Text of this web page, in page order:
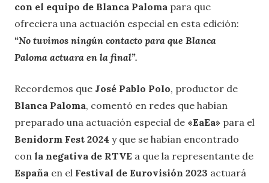
con el equipo de Blanca Paloma para que
ofreciera una actuación especial en esta edición:
“No tuvimos ningún contacto para que Blanca
Paloma actuara en la final”.
Recordemos que José Pablo Polo, productor de
Blanca Paloma, comentó en redes que habían
preparado una actuación especial de «EaEa» para el
Benidorm Fest 2024 y que se habían encontrado
con la negativa de RTVE a que la representante de
España en el Festival de Eurovisión 2023 actuará